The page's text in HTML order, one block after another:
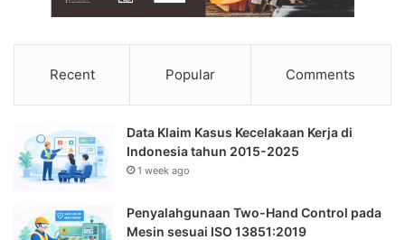
Recent Popular Comments
Data Klaim Kasus Kecelakaan Kerja di
Indonesia tahun 2015-2025
1 week ago
Penyalahgunaan Two-Hand Control pada
Mesin sesuai ISO 13851:2019